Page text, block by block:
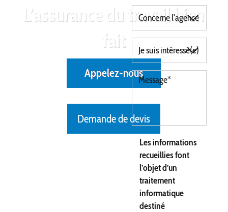
L’assurance du travail bien
fait
Appelez-nous
Demande de devis
Les informations
recueillies font
l’objet d’un
traitement
informatique
destiné